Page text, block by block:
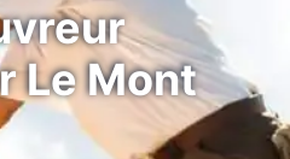
Le Mont